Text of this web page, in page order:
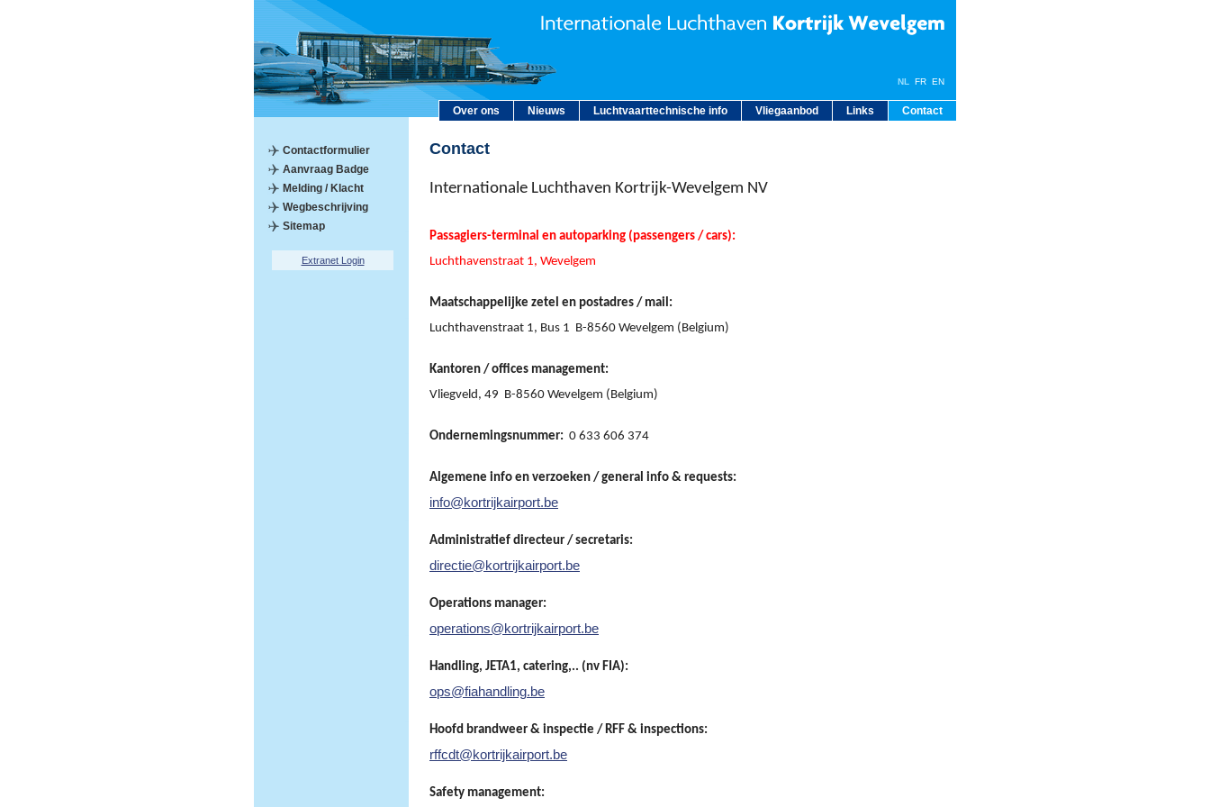
Over ons Nieuws Luchtvaarttechnische info Vliegaanbod Links Contact
NL FR EN
Contactformulier
Aanvraag Badge
Melding / Klacht
Wegbeschrijving
Sitemap
Extranet Login
Contact
Internationale Luchthaven Kortrijk-Wevelgem NV
Passagiers-terminal en autoparking (passengers / cars):
Luchthavenstraat 1, Wevelgem
Maatschappelijke zetel en postadres / mail:
Luchthavenstraat 1, Bus 1 B-8560 Wevelgem (Belgium)
Kantoren / offices management:
Vliegveld, 49 B-8560 Wevelgem (Belgium)
Ondernemingsnummer: 0 633 606 374
Algemene info en verzoeken / general info & requests:
info@kortrijkairport.be
Administratief directeur / secretaris:
directie@kortrijkairport.be
Operations manager:
operations@kortrijkairport.be
Handling, JETA1, catering,.. (nv FIA):
ops@fiahandling.be
Hoofd brandweer & inspectie / RFF & inspections:
rffcdt@kortrijkairport.be
Safety management: